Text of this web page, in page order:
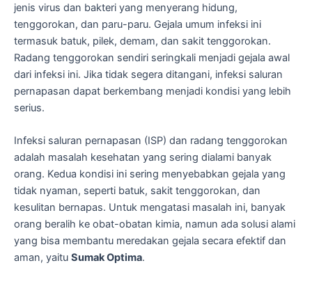
jenis virus dan bakteri yang menyerang hidung,
tenggorokan, dan paru-paru. Gejala umum infeksi ini
termasuk batuk, pilek, demam, dan sakit tenggorokan.
Radang tenggorokan sendiri seringkali menjadi gejala awal
dari infeksi ini. Jika tidak segera ditangani, infeksi saluran
pernapasan dapat berkembang menjadi kondisi yang lebih
serius.
Infeksi saluran pernapasan (ISP) dan radang tenggorokan
adalah masalah kesehatan yang sering dialami banyak
orang. Kedua kondisi ini sering menyebabkan gejala yang
tidak nyaman, seperti batuk, sakit tenggorokan, dan
kesulitan bernapas. Untuk mengatasi masalah ini, banyak
orang beralih ke obat-obatan kimia, namun ada solusi alami
yang bisa membantu meredakan gejala secara efektif dan
aman, yaitu Sumak Optima.